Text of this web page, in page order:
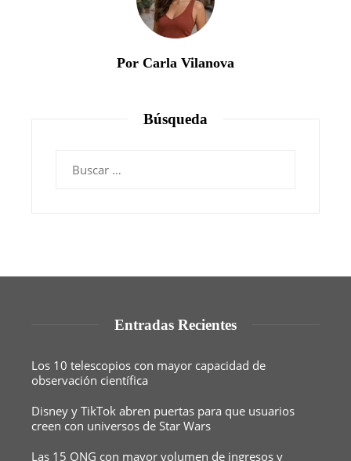
Por Carla Vilanova
Búsqueda
Entradas Recientes
Los 10 telescopios con mayor capacidad de
observación científica
Disney y TikTok abren puertas para que usuarios
creen con universos de Star Wars
Las 15 ONG con mayor volumen de ingresos y